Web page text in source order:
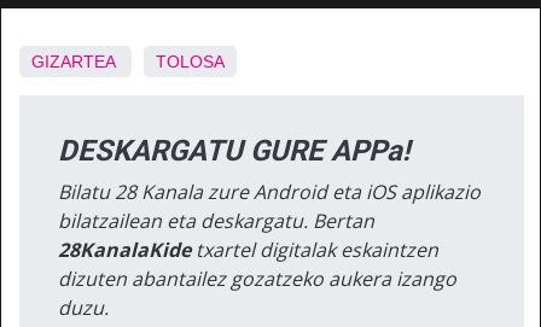
GIZARTEA TOLOSA
DESKARGATU GURE APPa!
Bilatu 28 Kanala zure Android eta iOS aplikazio
bilatzailean eta deskargatu. Bertan
28KanalaKidetxartel digitalak eskaintzen
dizuten abantailez gozatzeko aukera izango
duzu.